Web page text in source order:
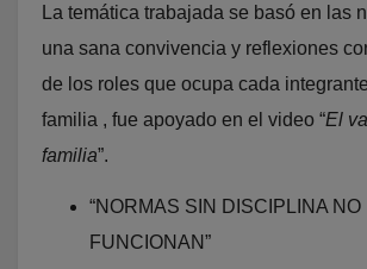
La temática trabajada se basó en las
una sana convivencia y reflexiones
de los roles que ocupa cada
familia , fue apoyado en el video “El
familia”.
“NORMAS SIN DISCIPLINA NO
FUNCIONAN”